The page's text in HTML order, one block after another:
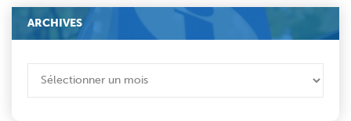
ARCHIVES